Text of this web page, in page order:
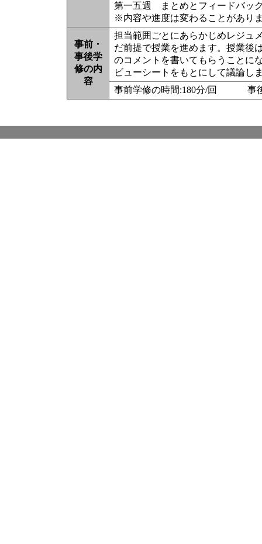
第一五週 まとめとフィードバッ
※内容や進度は変わることがあり
事前・
事後学
修の内
容
担当範囲ごとにあらかじめレジュ
だ前提で授業を進めます。授業後
のコメントを書いてもらうことに
ビューシートをもとにして議論し
事前学修の時間:180分/回 事後